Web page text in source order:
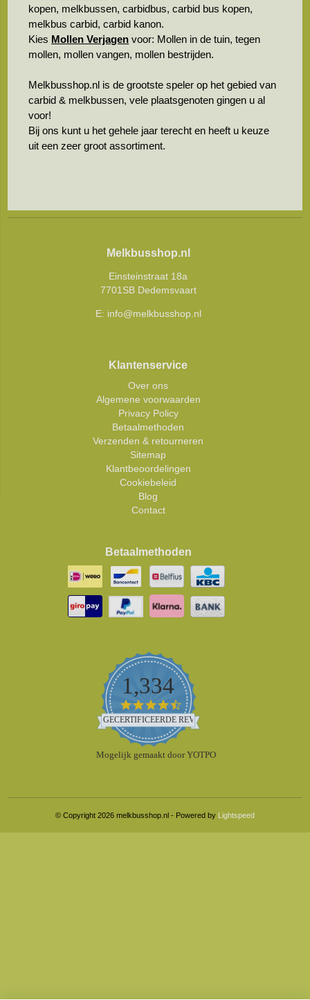
kopen, melkbussen, carbidbus, carbid bus kopen,
melkbus carbid, carbid kanon.
Kies Mollen Verjagen voor: Mollen in de tuin, tegen
mollen, mollen vangen, mollen bestrijden.
Melkbusshop.nl is de grootste speler op het gebied van
carbid & melkbussen, vele plaatsgenoten gingen u al
voor!
Bij ons kunt u het gehele jaar terecht en heeft u keuze
uit een zeer groot assortiment.
Melkbusshop.nl
Einsteinstraat 18a
7701SB Dedemsvaart
E: info@melkbusshop.nl
Klantenservice
Over ons
Algemene voorwaarden
Privacy Policy
Betaalmethoden
Verzenden & retourneren
Sitemap
Klantbeoordelingen
Cookiebeleid
Blog
Contact
Betaalmethoden
1,334
4.5
star
rating
GECERTIFICEERDE REVIEWS
Mogelijk gemaakt door YOTPO
© Copyright 2026 melkbusshop.nl - Powered by Lightspeed